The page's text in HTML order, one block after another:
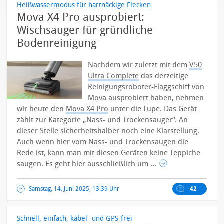
Heißwassermodus für hartnäckige Flecken
Mova X4 Pro ausprobiert:
Wischsauger für gründliche
Bodenreinigung
Nachdem wir zuletzt mit demV50
Ultra Complete das derzeitige
Reinigungsroboter-Flaggschiff von
Mova ausprobiert haben, nehmen
wir heute den Mova X4 Pro unter die Lupe. Das Gerät
zählt zur Kategorie „Nass- und Trockensauger“.An
dieser Stelle sicherheitshalber noch eine Klarstellung.
Auch wenn hier vom Nass- und Trockensaugen die
Rede ist, kann man mit diesen Geräten keine Teppiche
saugen. Es geht hier ausschließlich um ...
Samstag, 14. Juni 2025, 13:39 Uhr 42
Schnell, einfach, kabel- und GPS-frei